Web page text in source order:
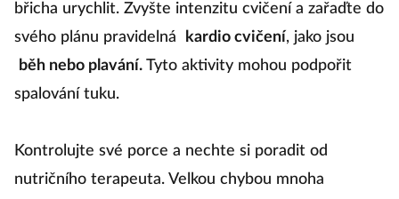
břicha urychlit. Zvyšte intenzitu cvičení a zařaďte do
svého plánu pravidelná
kardio cvičení, jako jsou
běh nebo plavání.Tyto aktivity mohou podpořit
spalování tuku.
Kontrolujte své porce a nechte si poradit od
nutričního terapeuta. Velkou chybou mnoha